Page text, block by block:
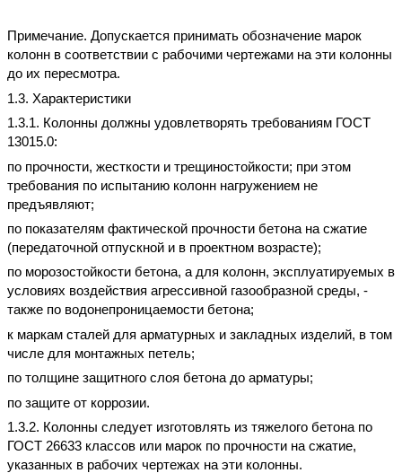
Примечание. Допускается принимать обозначение марок
колонн в соответствии с рабочими чертежами на эти колонны
до их пересмотра.
1.3. Характеристики
1.3.1. Колонны должны удовлетворять требованиям ГОСТ
13015.0:
по прочности, жесткости и трещиностойкости; при этом
требования по испытанию колонн нагружением не
предъявляют;
по показателям фактической прочности бетона на сжатие
(передаточной отпускной и в проектном возрасте);
по морозостойкости бетона, а для колонн, эксплуатируемых в
условиях воздействия агрессивной газообразной среды, -
также по водонепроницаемости бетона;
к маркам сталей для арматурных и закладных изделий, в том
числе для монтажных петель;
по толщине защитного слоя бетона до арматуры;
по защите от коррозии.
1.3.2. Колонны следует изготовлять из тяжелого бетона по
ГОСТ 26633 классов или марок по прочности на сжатие,
указанных в рабочих чертежах на эти колонны.